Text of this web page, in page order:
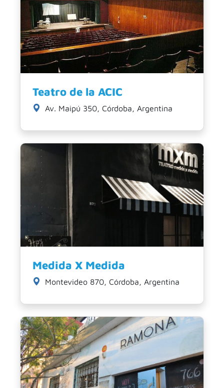
Teatro de la ACIC
Av. Maipú 350, Córdoba, Argentina
Medida X Medida
Montevideo 870, Córdoba, Argentina